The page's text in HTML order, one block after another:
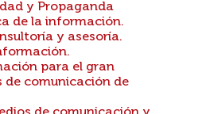
y Propaganda
de la información.
y asesoría.
para el gran
de comunicación de